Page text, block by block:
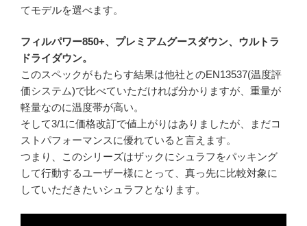
てモデルを選べます。
フィルパワー850+、プレミアムグースダウン、ウルトラ
ドライダウン。
このスペックがもたらす結果は他社とのEN13537(温度評
価システム)で比べていただければ分かりますが、重量が
軽量なのに温度帯が高い。
そして3/1に価格改訂で値上がりはありましたが、まだコ
ストパフォーマンスに優れていると言えます。
つまり、このシリーズはザックにシュラフをパッキング
して行動するユーザー様にとって、真っ先に比較対象に
していただきたいシュラフとなります。